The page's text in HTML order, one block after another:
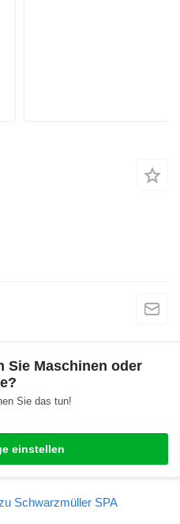
Sie Maschinen oder
Sie das tun!
einstellen
Schwarzmüller SPA